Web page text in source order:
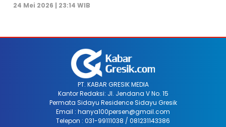
24 Mei 2026 | 23:14 WIB
PT. KABAR GRESIK MEDIA
Kantor Redaksi: Jl. Jendana V No. 15
Permata Sidayu Residence Sidayu Gresik
Email : hanya100persen@gmail.com
Telepon : 031-99111038 / 081231143386